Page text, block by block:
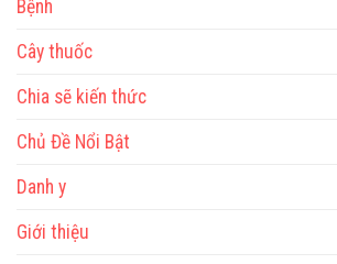
Bệnh
Cây thuốc
Chia sẽ kiến thức
Chủ Đề Nổi Bật
Danh y
Giới thiệu